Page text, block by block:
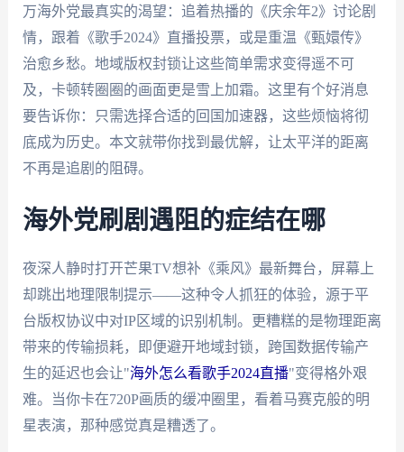
万海外党最真实的渴望：追着热播的《庆余年2》讨论剧
情，跟着《歌手2024》直播投票，或是重温《甄嬛传》
治愈乡愁。地域版权封锁让这些简单需求变得遥不可
及，卡顿转圈圈的画面更是雪上加霜。这里有个好消息
要告诉你：只需选择合适的回国加速器，这些烦恼将彻
底成为历史。本文就带你找到最优解，让太平洋的距离
不再是追剧的阻碍。
海外党刷剧遇阻的症结在哪
夜深人静时打开芒果TV想补《乘风》最新舞台，屏幕上
却跳出地理限制提示——这种令人抓狂的体验，源于平
台版权协议中对IP区域的识别机制。更糟糕的是物理距离
带来的传输损耗，即便避开地域封锁，跨国数据传输产
生的延迟也会让"海外怎么看歌手2024直播"变得格外艰
难。当你卡在720P画质的缓冲圈里，看着马赛克般的明
星表演，那种感觉真是糟透了。